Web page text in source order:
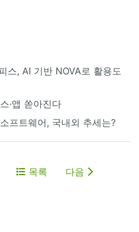
스, AI 기반 NOVA로 활용도
·앱 쏟아진다
프트웨어, 국내외 추세는?
목록 다음